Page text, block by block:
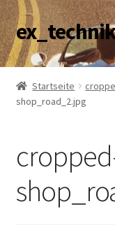
Zur
Navigation
springen
Zum
Inhalt
springen
AGB
Impressum
Startseite
shop_road_2.jpg